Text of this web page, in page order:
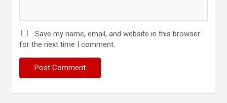
Save my name, email, and website in this browser
for the next time I comment.